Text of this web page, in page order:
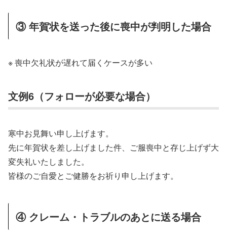
③ 年賀状を送った後に喪中が判明した場合
※ 喪中欠礼状が遅れて届くケースが多い
文例6（フォローが必要な場合）
寒中お見舞い申し上げます。
先に年賀状を差し上げました件、ご服喪中と存じ上げず大
変失礼いたしました。
皆様のご自愛とご健勝をお祈り申し上げます。
④ クレーム・トラブルのあとに送る場合